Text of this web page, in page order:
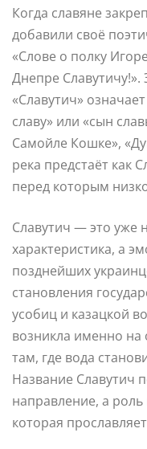
Когда славяне
добавили своё
«Слове о полку
Днепре Славутичу!».
«Славутич»
славу» или «сын
Самойле Кошке»,
река предстаёт как
перед которым
Славутич — это уже
характеристика, а
позднейших
становления
усобиц и казацкой
возникла именно
там, где вода
Название Славутич
направление, а
которая